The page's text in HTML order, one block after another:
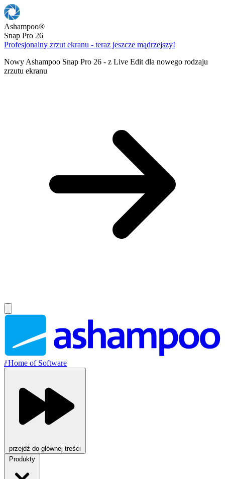
Ashampoo®
Snap Pro 26
Profesjonalny zrzut ekranu - teraz jeszcze mądrzejszy!
Nowy Ashampoo Snap Pro 26 - z Live Edit dla nowego rodzaju
zrzutu ekranu
//Home of Software
przejdź do głównej treści
Produkty